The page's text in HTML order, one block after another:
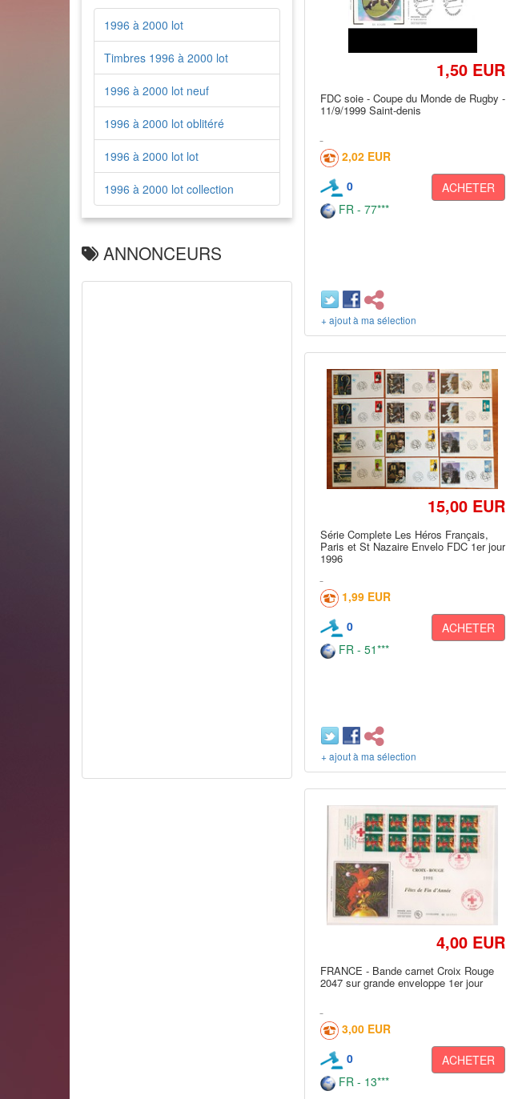
1996 à 2000 lot
Timbres 1996 à 2000 lot
1996 à 2000 lot neuf
1996 à 2000 lot oblitéré
1996 à 2000 lot lot
1996 à 2000 lot collection
ANNONCEURS
1,50 EUR
FDC soie - Coupe du Monde de Rugby -
11/9/1999 Saint-denis
2,02 EUR
0
ACHETER
FR - 77***
+ ajout à ma sélection
15,00 EUR
Série Complete Les Héros Français,
Paris et St Nazaire Envelo FDC 1er jour
1996
1,99 EUR
0
ACHETER
FR - 51***
+ ajout à ma sélection
4,00 EUR
FRANCE - Bande carnet Croix Rouge
2047 sur grande enveloppe 1er jour
3,00 EUR
0
ACHETER
FR - 13***